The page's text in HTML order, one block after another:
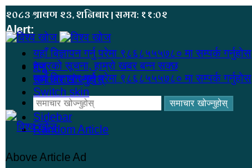
२०८३ श्रावण २३, शनिबार | समय: ११:०२
Alert:
यहाँ बिज्ञापन गर्नु परेमा ९८६८५५५७८० मा सम्पर्क गर्नुहोस
हजुरको सूचना, हाम्रो खबर बन्न सक्छ
यहाँ बिज्ञापन गर्नु परेमा ९८६८५५५७८० मा सम्पर्क गर्नुहोस
समाचार खोज्नुहोस्
Sidebar
Random Article
मेनू
समाचार खोज्नुहोस्
Switch skin
Above Article Ad